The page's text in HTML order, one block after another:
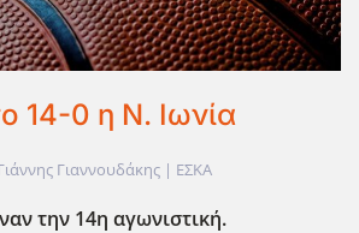
14-0 η Ν. Ιωνία
Γιαννουδάκης | ΕΣΚΑ
την 14η αγωνιστική.